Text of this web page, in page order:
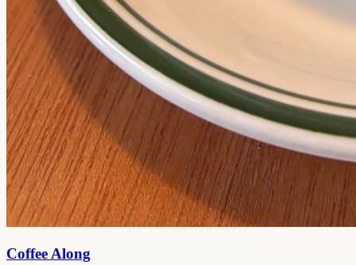
Coffee Along